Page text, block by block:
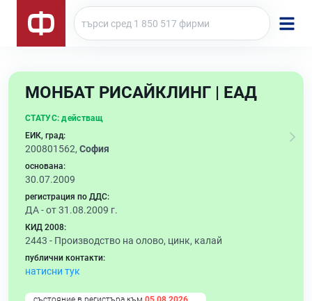
МОНБАТ РИСАЙКЛИНГ | ЕАД
СТАТУС: действащ
ЕИК, град:
200801562, София
основана:
30.07.2009
регистрация по ДДС:
ДА - от 31.08.2009 г.
КИД 2008:
2443 - Производство на олово, цинк, калай
публични контакти:
натисни тук